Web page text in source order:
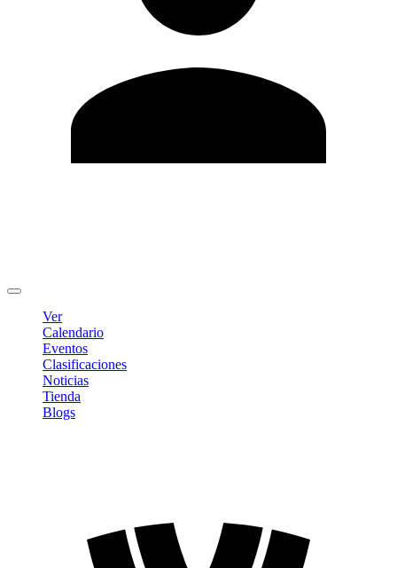
Ver
Calendario
Eventos
Clasificaciones
Noticias
Tienda
Blogs